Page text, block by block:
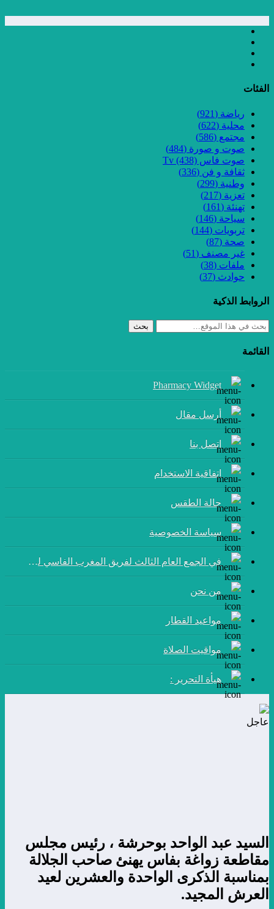
الفئات
رياضة (921)
محلية (622)
مجتمع (586)
صوت و صورة (484)
صوت فاس Tv (438)
ثقافة و فن (336)
وطنية (299)
تعزية (217)
تهنئة (161)
سياحة (146)
تربويات (144)
صحة (87)
غير مصنف (51)
ملفات (38)
حوادث (37)
الروابط الذكية
بحث
القائمة
Pharmacy Widget
أرسل مقال
إتصل بنا
اتفاقية الاستخدام
حالة الطقس
سياسة الخصوصية
في الجمع العام الثالث لفريق المغرب الفاسي لكرة القدم:
من نحن
مواعيد القطار
مواقيت الصلاة
هيأة التحرير :
عاجل
السيد عبد الواحد بوحرشة ، رئيس مجلس
مقاطعة زواغة بفاس يهنئ صاحب الجلالة
بمناسبة الذكرى الواحدة والعشرين لعيد
العرش المجيد.